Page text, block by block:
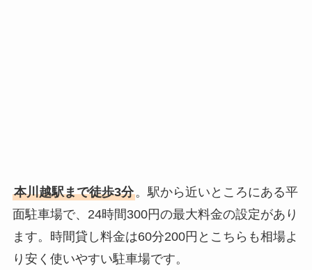
本川越駅まで徒歩3分。駅から近いところにある平
面駐車場で、24時間300円の最大料金の設定があり
ます。時間貸し料金は60分200円とこちらも相場よ
り安く使いやすい駐車場です。